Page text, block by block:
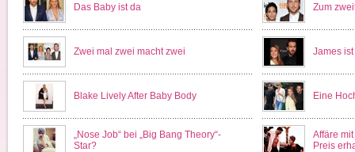
Das Baby ist da Zum
Zwei mal zwei macht zwei James
Blake Lively After Baby Body Eine
„Nose Job“ bei „Big Bang Theory“-
Star?
Affäre
Preis